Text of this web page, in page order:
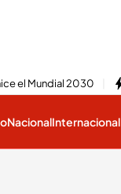
el Mundial 2030
NacionalInternacional